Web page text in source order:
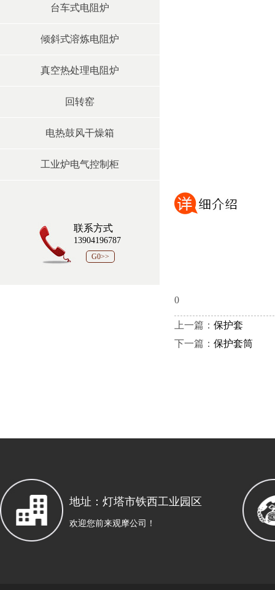
台车式电阻炉
倾斜式溶炼电阻炉
真空热处理电阻炉
回转窑
电热鼓风干燥箱
工业炉电气控制柜
联系方式
13904196787
G0>>
0
上一篇： 保护套
下一篇： 保护套筒
地址：灯塔市铁西工业园区
欢迎您前来观摩公司！